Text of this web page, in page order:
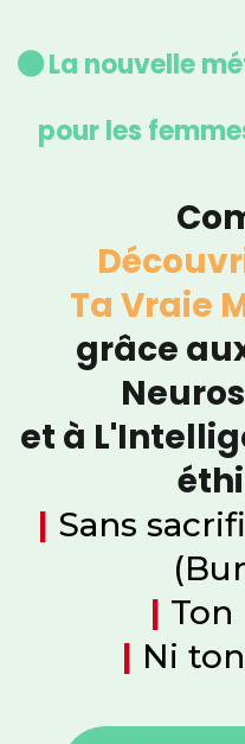
La nouvelle
pour les
Ta Vraie
grâce
et à
| Sans
| Ton
| Ni